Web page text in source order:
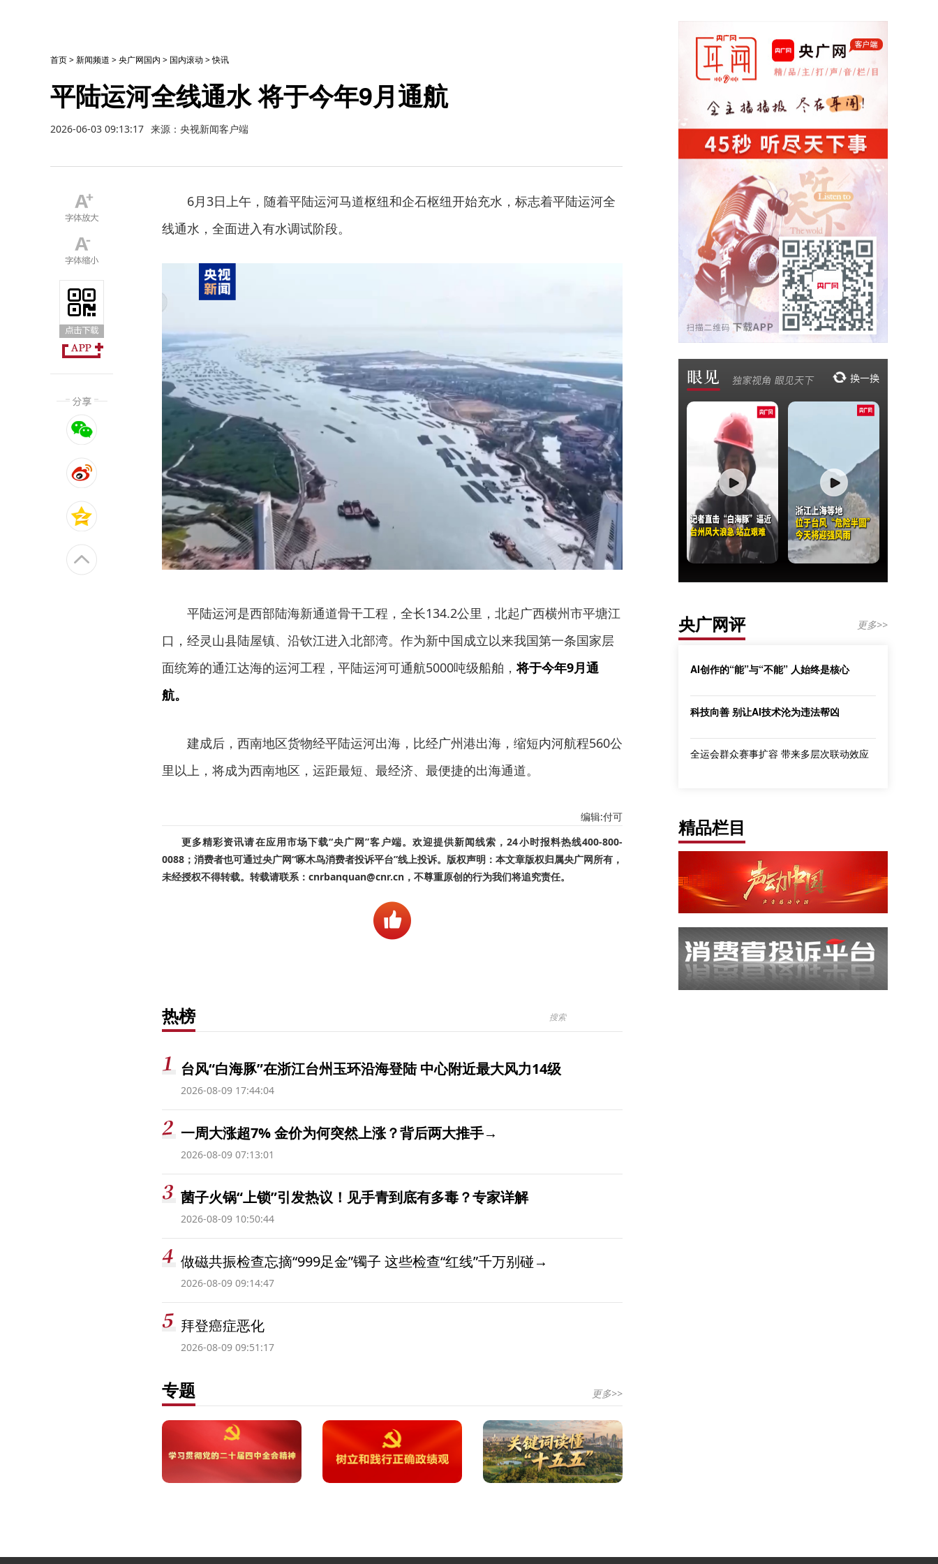
首页>新闻频道 >央广网国内 > 国内滚动 >快讯
平陆运河全线通水 将于今年9月通航
2026-06-03 09:13:17 来源：央视新闻客户端
6月3日上午，随着平陆运河马道枢纽和企石枢纽开始充水，标志着平陆运河全
线通水，全面进入有水调试阶段。
平陆运河是西部陆海新通道骨干工程，全长134.2公里，北起广西横州市平塘江
口，经灵山县陆屋镇、沿钦江进入北部湾。作为新中国成立以来我国第一条国家层
面统筹的通江达海的运河工程，平陆运河可通航5000吨级船舶，将于今年9月通
航。
建成后，西南地区货物经平陆运河出海，比经广州港出海，缩短内河航程560公
里以上，将成为西南地区，运距最短、最经济、最便捷的出海通道。
编辑:付可
更多精彩资讯请在应用市场下载“央广网”客户端。欢迎提供新闻线索，24小时报料热线400-800-
0088；消费者也可通过央广网“啄木鸟消费者投诉平台”线上投诉。版权声明：本文章版权归属央广网所有，
未经授权不得转载。转载请联系：cnrbanquan@cnr.cn，不尊重原创的行为我们将追究责任。
热榜
台风“白海豚”在浙江台州玉环沿海登陆 中心附近最大风力14级
2026-08-09 17:44:04
一周大涨超7% 金价为何突然上涨？背后两大推手→
2026-08-09 07:13:01
菌子火锅“上锁”引发热议！见手青到底有多毒？专家详解
2026-08-09 10:50:44
做磁共振检查忘摘“999足金”镯子 这些检查“红线”千万别碰→
2026-08-09 09:14:47
拜登癌症恶化
2026-08-09 09:51:17
专题 更多>>
央广网评 更多>>
AI创作的“能”与“不能” 人始终是核心
科技向善 别让AI技术沦为违法帮凶
全运会群众赛事扩容 带来多层次联动效应
精品栏目